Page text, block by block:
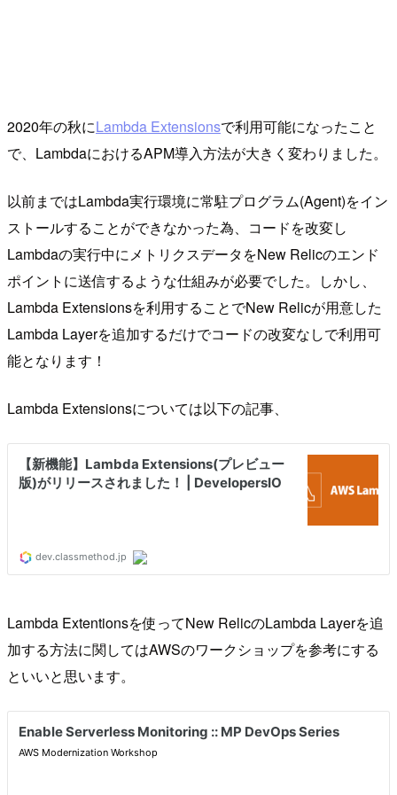
2020年の秋にLambda Extensionsで利用可能になったこと
で、LambdaにおけるAPM導入方法が大きく変わりました。
以前まではLambda実行環境に常駐プログラム(Agent)をイン
ストールすることができなかった為、コードを改変し
Lambdaの実行中にメトリクスデータをNew Relicのエンド
ポイントに送信するような仕組みが必要でした。しかし、
Lambda Extensionsを利用することでNew Relicが用意した
Lambda Layerを追加するだけでコードの改変なしで利用可
能となります！
Lambda Extensionsについては以下の記事、
Lambda Extentionsを使ってNew RelicのLambda Layerを追
加する方法に関してはAWSのワークショップを参考にする
といいと思います。